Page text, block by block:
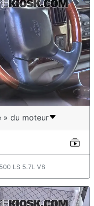
» du moteur
LS 5.7L V8